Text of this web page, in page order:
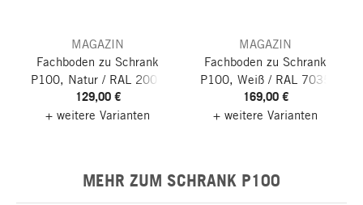
MAGAZIN
Fachboden zu Schrank
P100, Natur / RAL 2001
Rotorange(2 Stück)
129,00 €
+ weitere Varianten
MAGAZIN
Fachboden zu Schrank
P100, Weiß / RAL 7035
Lichtgrau(2 Stück)
169,00 €
+ weitere Varianten
MEHR ZUM SCHRANK P100